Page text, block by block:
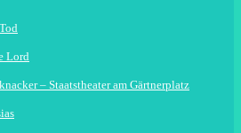
Lord
– Staatstheater am Gärtnerplatz